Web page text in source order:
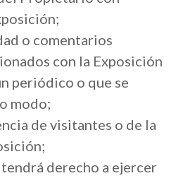
o comentarios
con la Exposición
periódico o que se
modo;
de visitantes o de la
derecho a ejercer